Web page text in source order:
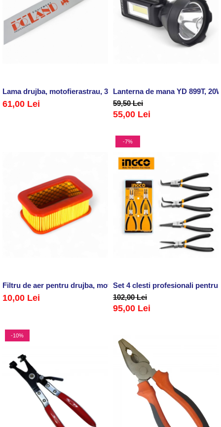
Lama drujba, motofierastrau, 36D,3/8'',1.6mm
61,00 Lei
Lanterna de mana YD 899T,
59,50 Lei
55,00 Lei
Filtru de aer pentru drujba, motofierastrau
10,00 Lei
-7%
Set 4 clesti profesionali pentru
102,00 Lei
95,00 Lei
-10%